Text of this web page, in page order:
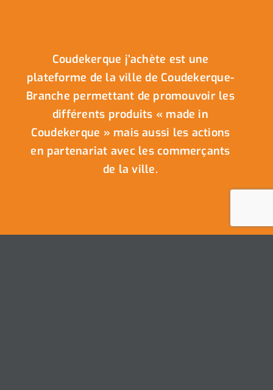
Coudekerque j’achète est une
plateforme de la ville de Coudekerque-
Branche permettant de promouvoir les
différents produits « made in
Coudekerque » mais aussi les actions
en partenariat avec les commerçants
de la ville.